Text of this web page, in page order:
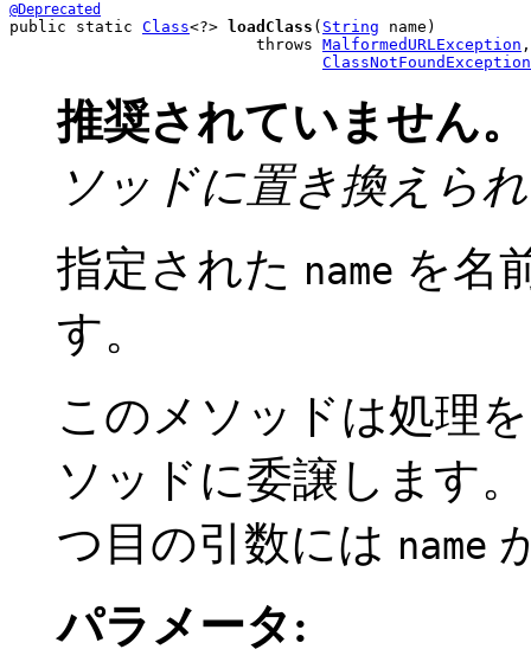
@Deprecated
public static Class<?> loadClass ( String name)
                          throws
MalformedURLException ,
ClassNotFoundException
推奨されていません。
ソッドに置き換えら
指定された name を名
す。
このメソッドは処理
ソッドに委譲します
つ目の引数には name
パラメータ: